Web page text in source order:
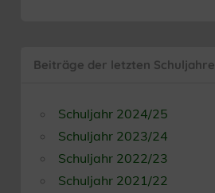
Beiträge der letzten Schuljahre
Schuljahr 2024/25
Schuljahr 2023/24
Schuljahr 2022/23
Schuljahr 2021/22